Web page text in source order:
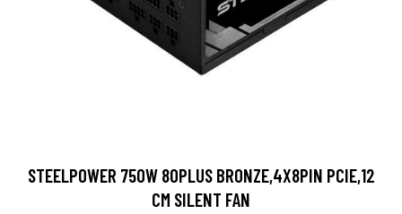
STEELPOWER 750W 80PLUS BRONZE,4X8PIN PCIE,12
CM SILENT FAN